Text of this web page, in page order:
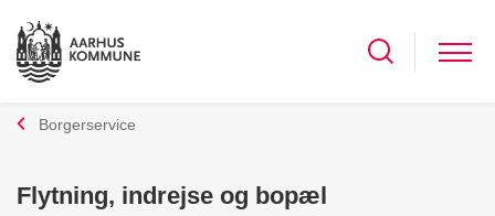
Borgerservice
Flytning, indrejse og bopæl